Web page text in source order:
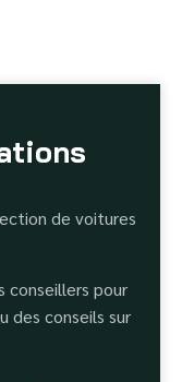
de voitures
conseillers pour
des conseils sur